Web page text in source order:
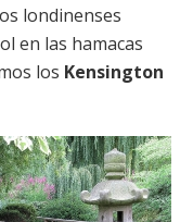
londinenses
en las hamacas
los Kensington